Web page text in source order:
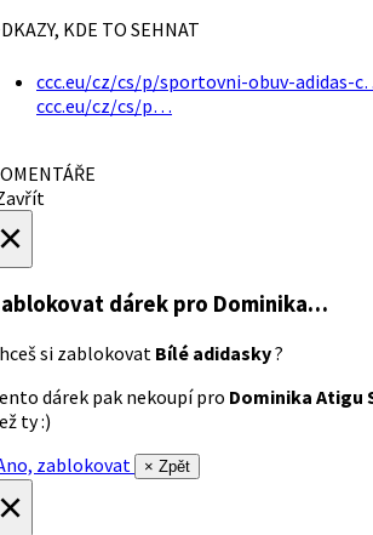
KDE TO SEHNAT
ccc.eu/cz/cs/p/sportovni-obuv-adidas-
ccc.eu/cz/cs/p…
dárek pro Dominika…
si zablokovat Bílé adidasky?
dárek pak nekoupí pro Dominika Atigu
ty :)
zablokovat
× Zpět